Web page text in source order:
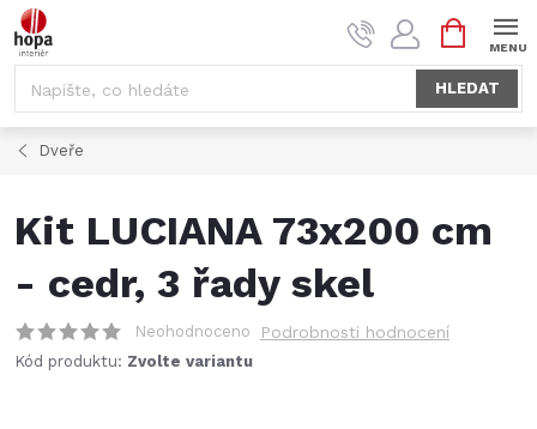
Přejít
na
HLEDAT
NÁKUPNÍ
KOŠÍK
Dveře
Kit LUCIANA 73x200 cm
- cedr, 3 řady skel
Neohodnoceno Podrobnosti hodnocení
Kód produktu: Zvolte variantu